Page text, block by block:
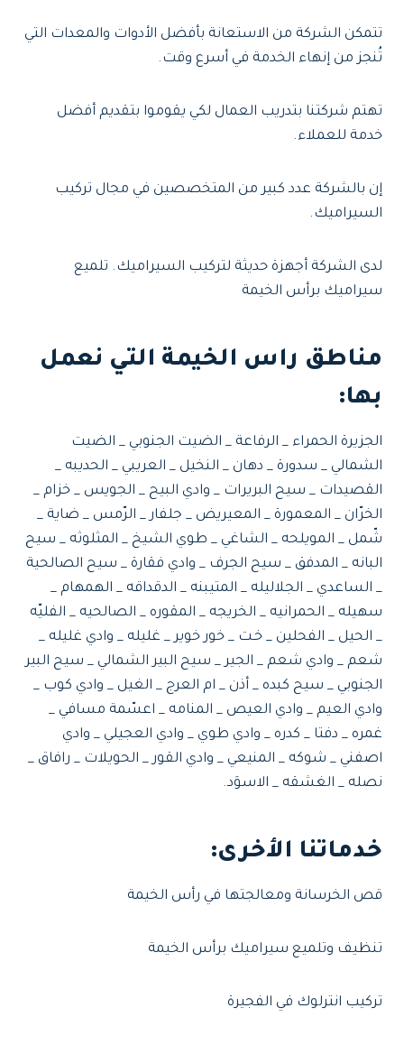
تتمكن الشركة من الاستعانة بأفضل الأدوات والمعدات التي
تُنجز من إنهاء الخدمة في أسرع وقت.
تهتم شركتنا بتدريب العمال لكي يقوموا بتقديم أفضل
خدمة للعملاء.
إن بالشركة عدد كبير من المتخصصين في مجال تركيب
السيراميك.
لدى الشركة أجهزة حديثة لتركيب السيراميك. تلميع
سيراميك برأس الخيمة
مناطق راس الخيمة التي نعمل
بها:
الجزيرة الحمراء _ الرفاعة _ الضيت الجنوبي _ الضيت
الشمالي _ سدورة _ دهان _ النخيل _ العريبي _ الحديبه _
القصيدات _ سيح البريرات _ وادي البيح _ الجويس _ خزام _
الخرّان _ المعمورة _ المعيريض _ جلفار _ الرّمس _ ضاية _
شّمل _ المويلحه _ الشاغي _ طوي الشيخ _ المثلوثه _ سيح
البانه _ المدفق _ سيح الجرف _ وادي فقارة _ سيح الصالحية
_ الساعدي _ الجلاليله _ المتيبنه _ الدقداقه _ الهمهام _
سهيله _ الحمرانيه _ الخريجه _ المقوره _ الصالحيه _ الفليّه
_ الحيل _ الفحلين _ خـت _ خور خوير _ غليله _ وادي غليله _
شعم _ وادي شعم _ الجير _ سيح البير الشمالي _ سيح البير
الجنوبي _ سيح كبده _ أذن _ ام العرج _ الغيل _ وادي كوب _
وادي العيم _ وادي العيص _ المنامه _ اعسّمة مسافي _
غمره _ دفتا _ كدره _ وادي طوي _ وادي العجيلي _ وادي
اصفني _ شوكه _ المنيعي _ وادي القور _ الحويلات _ رافاق _
نصله _ الغشقه _ الاسوَد.
خدماتنا الأخرى:
قص الخرسانة ومعالجتها في رأس الخيمة
تنظيف وتلميع سيراميك برأس الخيمة
تركيب انترلوك في الفجيرة